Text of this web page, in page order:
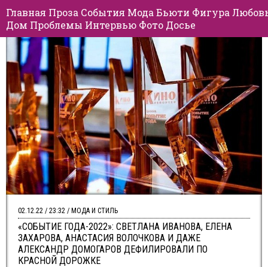
Главная Проза События Мода Бьюти Фигура
Дом Проблемы Интервью Фото Досье
«СОБЫТИЕ ГОДА-2022»: СВЕТЛАНА ИВАНОВА, ЕЛЕНА
ЗАХАРОВА, АНАСТАСИЯ ВОЛОЧКОВА И ДАЖЕ
АЛЕКСАНДР ДОМОГАРОВ ДЕФИЛИРОВАЛИ ПО
КРАСНОЙ ДОРОЖКЕ
02.12.22 / 23:32 / МОДА И СТИЛЬ